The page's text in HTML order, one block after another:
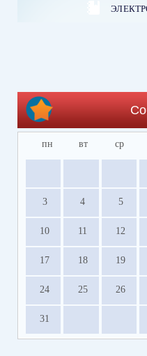
пн вт ср
3 4 5
10 11 12
17 18 19
24 25 26
31